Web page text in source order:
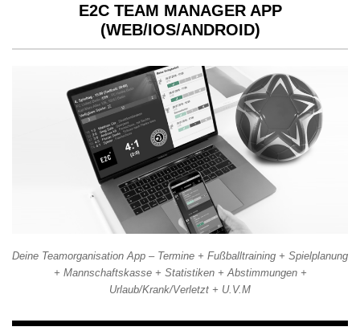
E2C TEAM MANAGER APP
(WEB/IOS/ANDROID)
Deine Teamorganisation App – Termine + Fußballtraining + Spielplanung
+ Mannschaftskasse + Statistiken + Abstimmungen +
Urlaub/Krank/Verletzt + U.V.M